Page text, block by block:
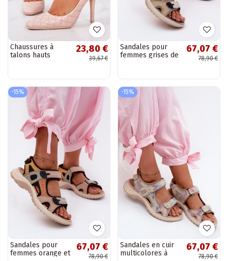
Chaussures à
talons hauts
Rosanna
23,80 €
39,67 €
Sandales pour
femmes grises de
67,07 €
78,90 €
-15%
Sandales pour
femmes orange et
67,07 €
78,90 €
-15%
Sandales en cuir
multicolores à
67,07 €
78,90 €